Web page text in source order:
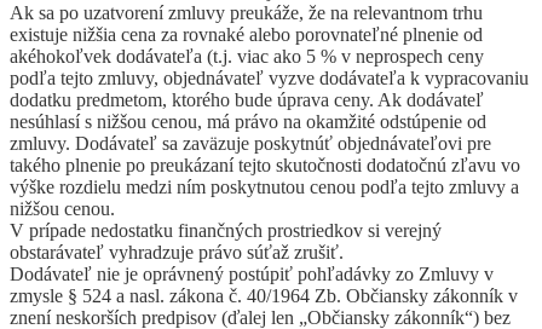
Ak sa po uzatvorení zmluvy preukáže, že na relevantnom trhu
existuje nižšia cena za rovnaké alebo porovnateľné plnenie od
akéhokoľvek dodávateľa (t.j. viac ako 5 % v neprospech ceny
podľa tejto zmluvy, objednávateľ vyzve dodávateľa k vypracovaniu
dodatku predmetom, ktorého bude úprava ceny. Ak dodávateľ
nesúhlasí s nižšou cenou, má právo na okamžité odstúpenie od
zmluvy. Dodávateľ sa zaväzuje poskytnúť objednávateľovi pre
takého plnenie po preukázaní tejto skutočnosti dodatočnú zľavu vo
výške rozdielu medzi ním poskytnutou cenou podľa tejto zmluvy a
nižšou cenou.
V prípade nedostatku finančných prostriedkov si verejný
obstarávateľ vyhradzuje právo súťaž zrušiť.
Dodávateľ nie je oprávnený postúpiť pohľadávky zo Zmluvy v
zmysle § 524 a nasl. zákona č. 40/1964 Zb. Občiansky zákonník v
znení neskorších predpisov (ďalej len „Občiansky zákonník“) bez